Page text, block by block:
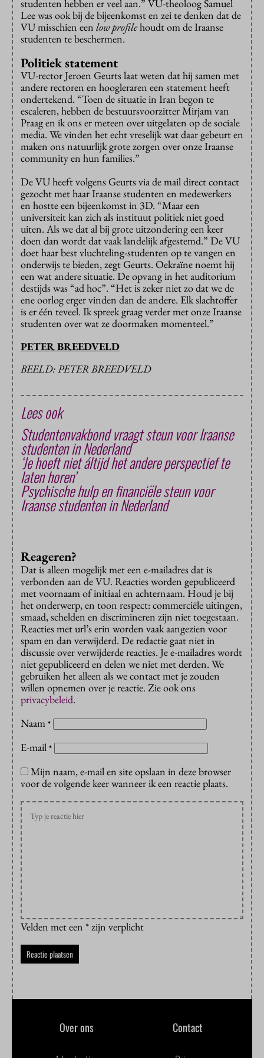
studenten hebben er veel aan.” VU-theoloog Samuel
Lee was ook bij de bijeenkomst en zei te denken dat de
VU misschien een low profilehoudt om de Iraanse
studenten te beschermen.
Politiek statement
VU-rector Jeroen Geurts laat weten dat hij samen met
andere rectoren en hoogleraren een statement heeft
ondertekend. “Toen de situatie in Iran begon te
escaleren, hebben de bestuursvoorzitter Mirjam van
Praag en ik ons er meteen over uitgelaten op de sociale
media. We vinden het echt vreselijk wat daar gebeurt en
maken ons natuurlijk grote zorgen over onze Iraanse
community en hun families.”
De VU heeft volgens Geurts via de mail direct contact
gezocht met haar Iraanse studenten en medewerkers
en hostte een bijeenkomst in 3D. “Maar een
universiteit kan zich als instituut politiek niet goed
uiten. Als we dat al bij grote uitzondering een keer
doen dan wordt dat vaak landelijk afgestemd.” De VU
doet haar best vluchteling-studenten op te vangen en
onderwijs te bieden, zegt Geurts. Oekraïne noemt hij
een wat andere situatie. De opvang in het auditorium
destijds was “ad hoc”. “Het is zeker niet zo dat we de
ene oorlog erger vinden dan de andere. Elk slachtoffer
is er één teveel. Ik spreek graag verder met onze Iraanse
studenten over wat ze doormaken momenteel.”
PETER BREEDVELD
BEELD: PETER BREEDVELD
Lees ook
Studentenvakbond vraagt steun voor Iraanse
studenten in Nederland
‘Je hoeft niet áltijd het andere perspectief te
laten horen’
Psychische hulp en financiële steun voor
Iraanse studenten in Nederland
Reageren?
Dat is alleen mogelijk met een e-mailadres dat is
verbonden aan de VU. Reacties worden gepubliceerd
met voornaam of initiaal en achternaam. Houd je bij
het onderwerp, en toon respect: commerciële uitingen,
smaad, schelden en discrimineren zijn niet toegestaan.
Reacties met url’s erin worden vaak aangezien voor
spam en dan verwijderd. De redactie gaat niet in
discussie over verwijderde reacties. Je e-mailadres wordt
niet gepubliceerd en delen we niet met derden. We
gebruiken het alleen als we contact met je zouden
willen opnemen over je reactie. Zie ook ons
privacybeleid.
Naam *
E-mail *
Mijn naam, e-mail en site opslaan in deze browser
voor de volgende keer wanneer ik een reactie plaats.
Velden met een * zijn verplicht
Over ons Contact